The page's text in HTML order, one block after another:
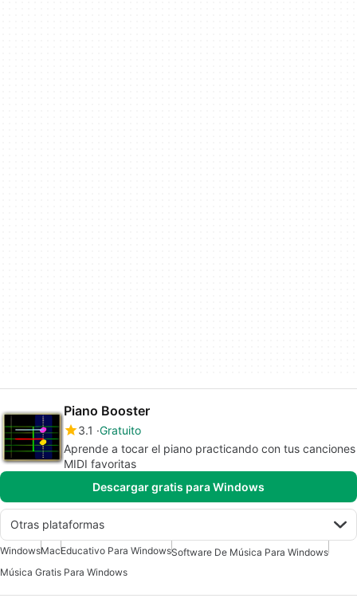
Piano Booster
3.1 Gratuito
Aprende a tocar el piano practicando con tus canciones
MIDI favoritas
Descargar gratis para Windows
Otras plataformas
WindowsMacEducativo Para WindowsSoftware De Música Para Windows
Música Gratis Para Windows